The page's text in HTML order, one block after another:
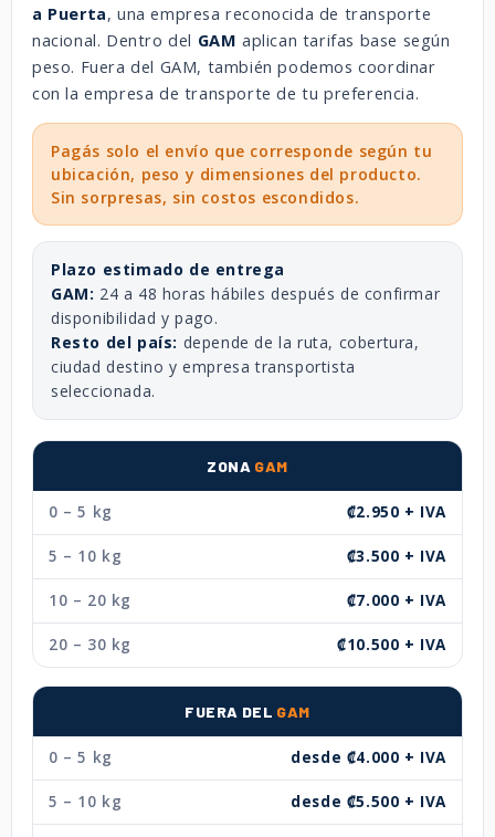
a Puerta, una empresa reconocida de transporte
nacional. Dentro del GAM aplican tarifas base según
peso. Fuera del GAM, también podemos coordinar
con la empresa de transporte de tu preferencia.
Pagás solo el envío que corresponde según tu
ubicación, peso y dimensiones del producto.
Sin sorpresas, sin costos escondidos.
Plazo estimado de entrega
GAM: 24 a 48 horas hábiles después de confirmar
disponibilidad y pago.
Resto del país: depende de la ruta, cobertura,
ciudad destino y empresa transportista
seleccionada.
ZONA GAM
0 – 5 kg ₡2.950 + IVA
5 – 10 kg ₡3.500 + IVA
10 – 20 kg ₡7.000 + IVA
20 – 30 kg ₡10.500 + IVA
FUERA DEL GAM
0 – 5 kg desde ₡4.000 + IVA
5 – 10 kg desde ₡5.500 + IVA